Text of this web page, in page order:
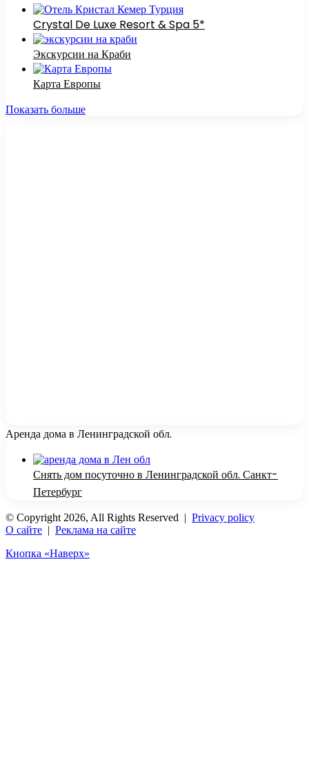
Crystal De Luxe Resort & Spa 5*
Экскурсии на Краби
Карта Европы
Показать больше
Аренда дома в Ленинградской обл.
Снять дом посуточно в Ленинградской обл. Санкт-
Петербург
© Copyright 2026, All Rights Reserved | Privacy policy
О сайте | Реклама на сайте
Кнопка «Наверх»